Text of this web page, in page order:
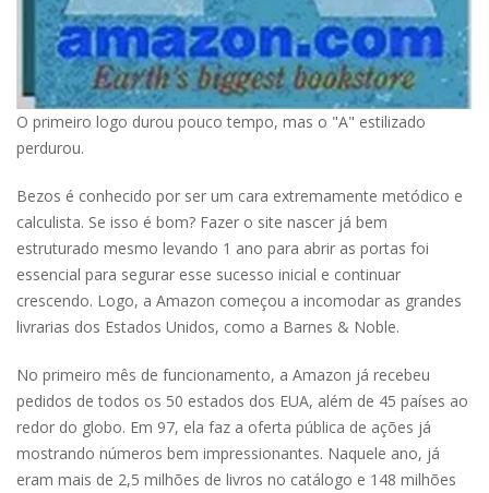
O primeiro logo durou pouco tempo, mas o "A" estilizado
perdurou.
Bezos é conhecido por ser um cara extremamente metódico e
calculista. Se isso é bom? Fazer o site nascer já bem
estruturado mesmo levando 1 ano para abrir as portas foi
essencial para segurar esse sucesso inicial e continuar
crescendo. Logo, a Amazon começou a incomodar as grandes
livrarias dos Estados Unidos, como a Barnes & Noble.
No primeiro mês de funcionamento, a Amazon já recebeu
pedidos de todos os 50 estados dos EUA, além de 45 países ao
redor do globo. Em 97, ela faz a oferta pública de ações já
mostrando números bem impressionantes. Naquele ano, já
eram mais de 2,5 milhões de livros no catálogo e 148 milhões